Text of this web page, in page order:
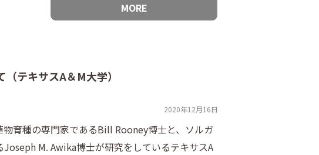
MORE
テキサスA＆M大学）
2020年12月16日
育種の専門家であるBill Rooney博士と、ソルガ
M. Awika博士が研究をしているテキサスA